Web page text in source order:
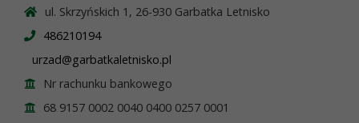
ul. Skrzyńskich 1, 26-930 Garbatka Letnisko
486210194
urzad@garbatkaletnisko.pl
Nr rachunku bankowego
68 9157 0002 0040 0400 0257 0001